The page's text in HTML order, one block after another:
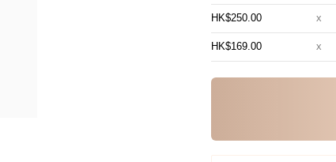
HK$250.00 x
HK$169.00 x